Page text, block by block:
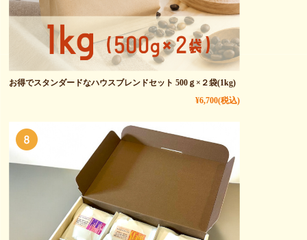
お得でスタンダードなハウスブレンドセット 500ｇ×２袋(1kg)
¥6,700(税込)